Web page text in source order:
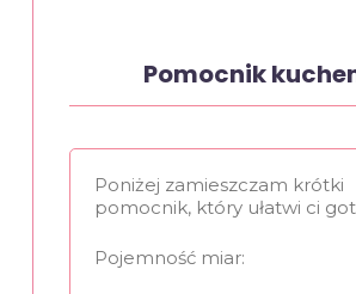
Pomocnik
Poniżej zamieszczam krótki
pomocnik, który ułatwi ci
Pojemność miar: